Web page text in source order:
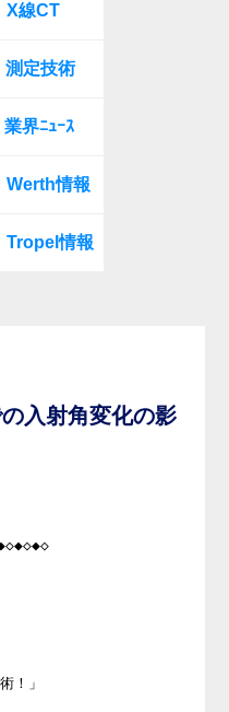
X線CT
測定技術
界ﾆｭｰｽ
Werth情報
Tropel情報
入射角変化の影
！」